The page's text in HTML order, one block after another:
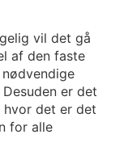
vil det gå
af den faste
er det
det er det
for alle